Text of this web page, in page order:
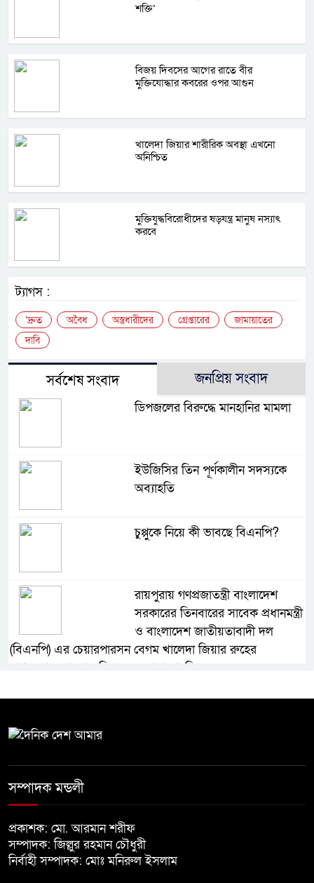
শক্তি’
বিজয় দিবসের আগের রাতে বীর
মুক্তিযোদ্ধার কবরের ওপর আগুন
খালেদা জিয়ার শারীরিক অবস্থা এখনো
অনিশ্চিত
মুক্তিযুদ্ধবিরোধীদের ষড়যন্ত্র মানুষ নস্যাৎ
করবে
ট্যাগস :
‘দ্রুত অবৈধ অস্ত্রধারীদের গ্রেপ্তারের
জামায়াতের
দাবি
সর্বশেষ সংবাদ জনপ্রিয় সংবাদ
ডিপজলের বিরুদ্ধে মানহানির মামলা
ইউজিসির তিন পূর্ণকালীন সদস্যকে
অব্যাহতি
চুপ্পুকে নিয়ে কী ভাবছে বিএনপি?
রায়পুরায় গণপ্রজাতন্ত্রী বাংলাদেশ
সরকারের তিনবারের সাবেক প্রধানমন্ত্রী
ও বাংলাদেশ জাতীয়তাবাদী দল
(বিএনপি) এর চেয়ারপারসন বেগম খালেদা জিয়ার রুহের
মাগফেরাত কামনায় মিলাদ ও দোয়া মাহফিল
নির্বাচনের আগেই ফিরতে মরিয়া
বিজয় দিবসের আগের রাতে বীর
মুক্তিযোদ্ধার কবরের ওপর আগুন
সম্পাদক মন্ডলী
প্রকাশক: মো. আরমান শরীফ
সম্পাদক: জিল্লুর রহমান চৌধুরী
নির্বাহী সম্পাদক: মোঃ মনিরুল ইসলাম